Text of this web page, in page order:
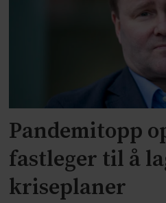
Pandemitopp
fastleger til å
kriseplaner